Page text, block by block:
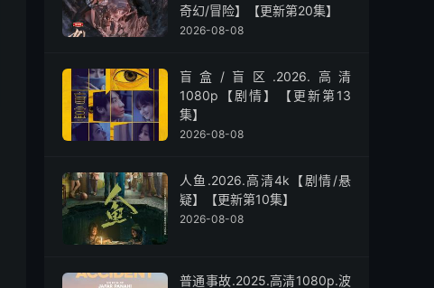
奇幻/冒险】【更新第20集】
2026-08-08
盲盒/盲区.2026.高清
1080p【剧情】【更新第13
集】
2026-08-08
人鱼.2026.高清4k【剧情/悬
疑】【更新第10集】
2026-08-08
普通事故.2025.高清1080p.波